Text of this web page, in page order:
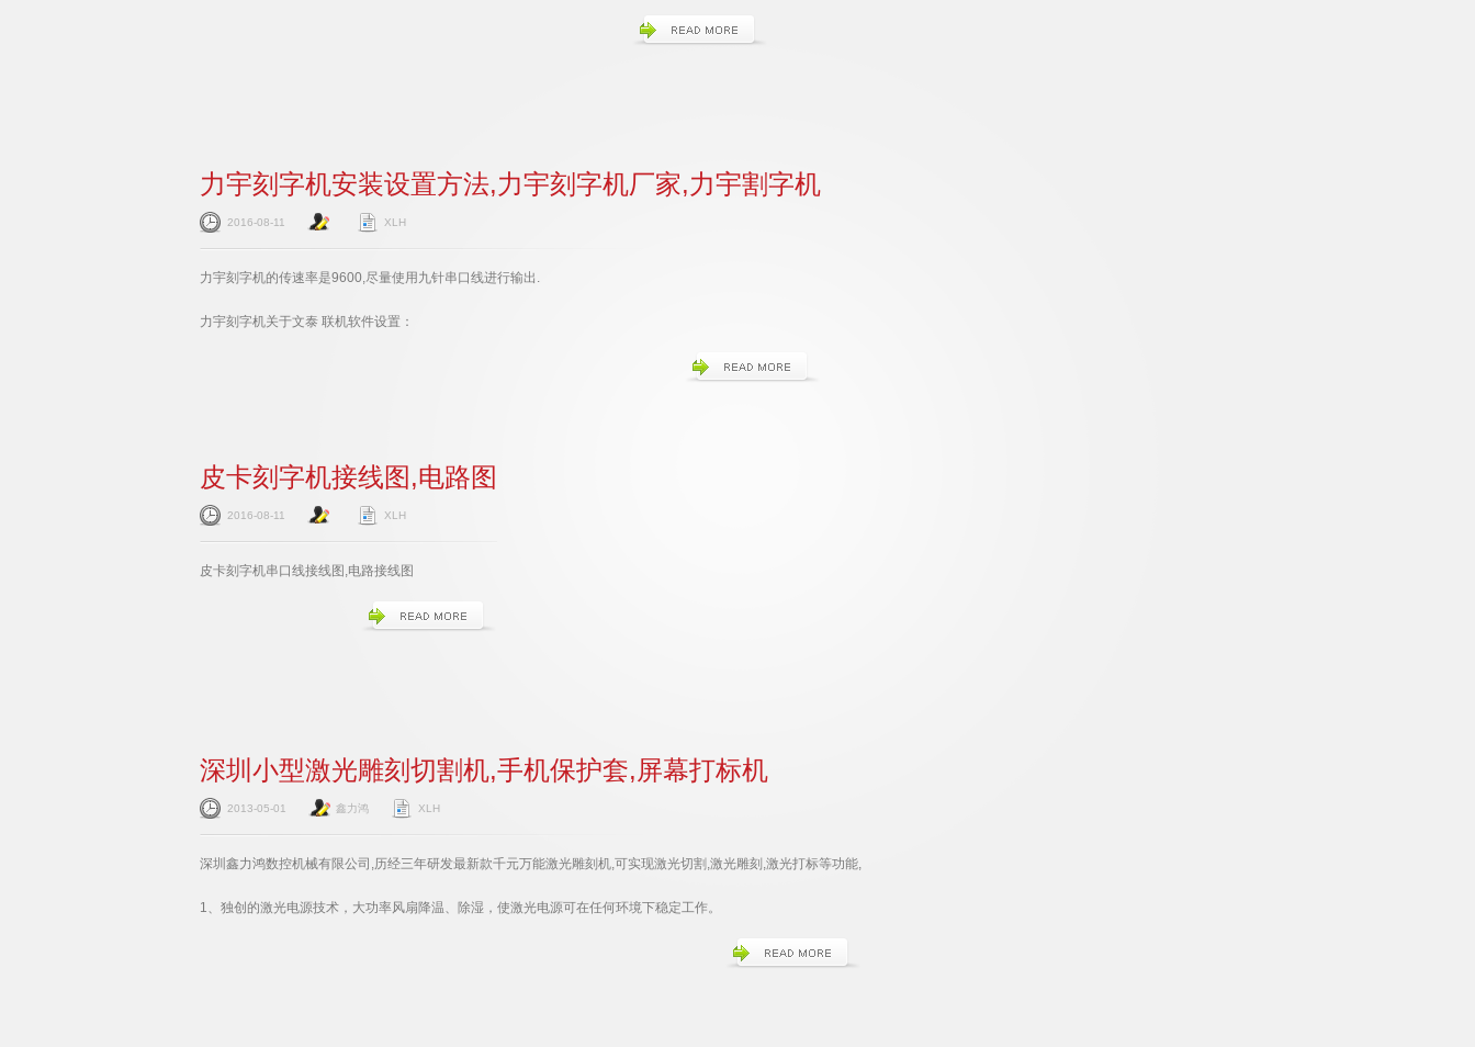
力宇刻字机安装设置方法,力宇刻字机厂家,力宇割字机
2016-08-11 XLH
力宇刻字机的传速率是9600,尽量使用九针串口线进行输出.
力宇刻字机关于文泰 联机软件设置：
皮卡刻字机接线图,电路图
2016-08-11 XLH
皮卡刻字机串口线接线图,电路接线图
深圳小型激光雕刻切割机,手机保护套,屏幕打标机
2013-05-01 鑫力鸿 XLH
深圳鑫力鸿数控机械有限公司,历经三年研发最新款千元万能激光雕刻机,可实现激光切割,激光雕刻,激光打标等功能,
1、独创的激光电源技术，大功率风扇降温、除湿，使激光电源可在任何环境下稳定工作。